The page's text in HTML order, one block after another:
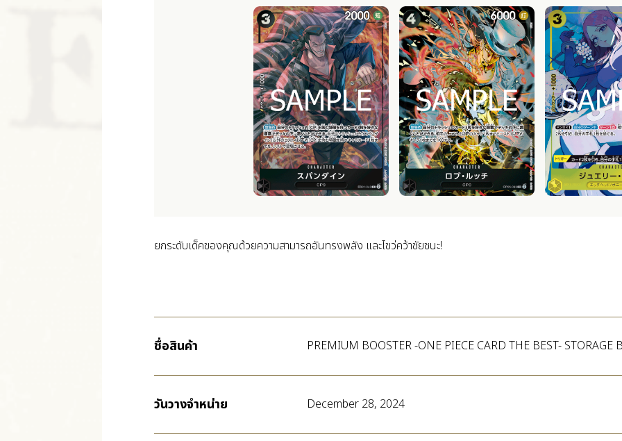
ยกระดับเด็คของคุณด้วยความสามารถอันทรงพลัง และไขว่คว้าชัยชนะ!
ชื่อสินค้า PREMIUM BOOSTER -ONE PIECE CARD THE BEST- STORAGE
วันวางจำหน่าย December 28, 2024